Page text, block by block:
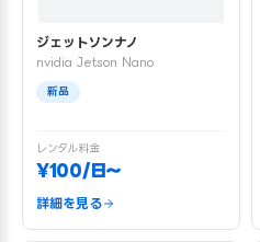
ジェットソンナノ
nvidia Jetson Nano
新品
レンタル料金
¥100/日〜
詳細を見る